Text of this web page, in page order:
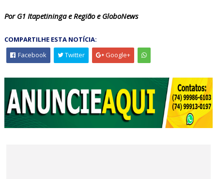
Por G1 Itapetininga e Região e GloboNews
COMPARTILHE ESTA NOTÍCIA:
Facebook
Twitter Google+